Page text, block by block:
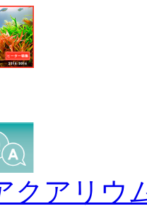
クアリウ